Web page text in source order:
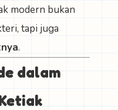
modern bukan
tapi juga
.
dalam